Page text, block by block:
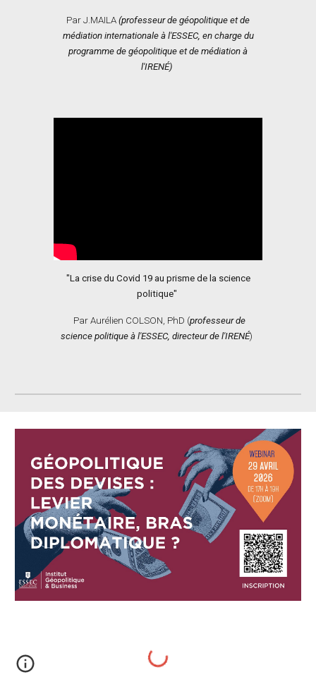
Par J.MAILA (professeur de géopolitique et de
médiation internationale à l'ESSEC, en charge du
programme de géopolitique et de médiation à
l'IRENÉ)
"La crise du Covid 19 au prisme de la science
politique"
Par Aurélien COLSON, PhD (professeur de
science politique à l'ESSEC, directeur de l'IRENÉ)